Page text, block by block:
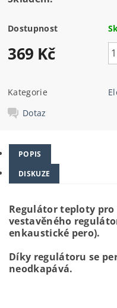
Dostupnost
369 Kč
Kategorie
Dotaz
POPIS
DISKUZE
Regulátor teploty
vestavěného
enkaustické pero).
Díky regulátoru se
neodkapává.